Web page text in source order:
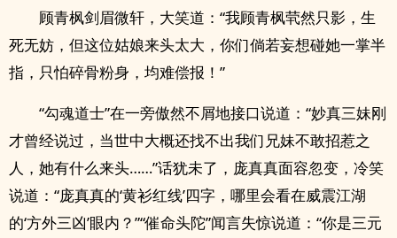
顾青枫剑眉微轩，大笑道：“我顾青枫茕然只影，生
死无妨，但这位姑娘来头太大，你们倘若妄想碰她一掌半
指，只怕碎骨粉身，均难偿报！”
“勾魂道士”在一旁傲然不屑地接口说道：“妙真三妹刚
才曾经说过，当世中大概还找不出我们‌­‍兄​‌‎妹‍‎不敢招惹之
人，她有什么来头……”话犹未了，庞真真面容忽变，冷笑
说道：“庞真真的‘黄衫红线’四字，哪里会看在威震江湖
的‘方外三凶’眼内？”“催命头陀”闻言失惊说道：“你是三元